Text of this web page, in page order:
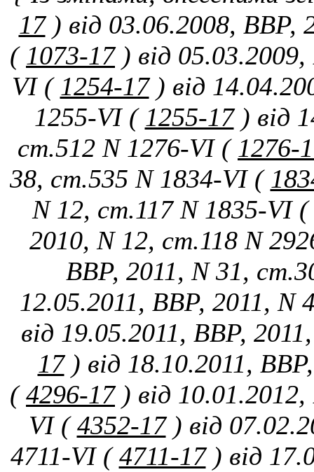
17 ) від 03.06.2008, ВВР,
( 1073-17 ) від
VI ( 1254-17 ) від
1255-VI ( 1255-17 ) від
ст.512 N 1276-VI ( 1276-
38, ст.535 N 1834-VI (
N 12, ст.117 N 1835-VI (
2010, N 12, ст.118 N
ВВР, 2011, N 31,
12.05.2011, ВВР, 2011, N
від 19.05.2011, ВВР,
17 ) від 18.10.2011,
( 4296-17 ) від
VІ ( 4352-17 ) від
4711-VІ ( 4711-17 ) від